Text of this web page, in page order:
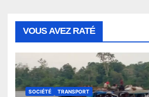
VOUS AVEZ RATÉ
SOCIÉTÉ TRANSPORT